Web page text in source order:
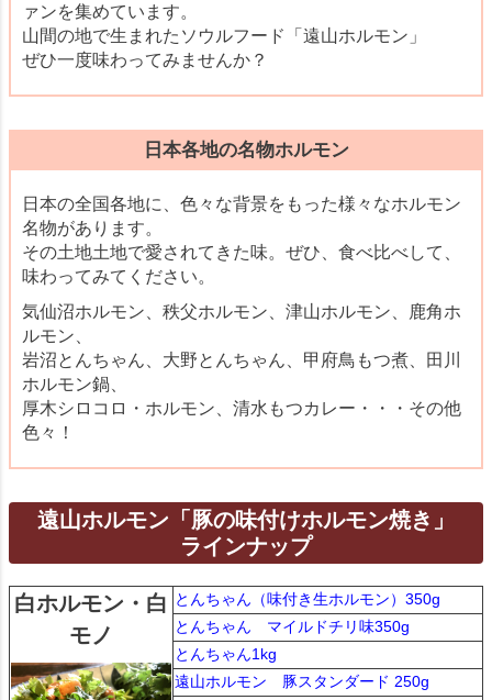
ァンを集めています。
山間の地で生まれたソウルフード「遠山ホルモン」
ぜひ一度味わってみませんか？
日本各地の名物ホルモン
日本の全国各地に、色々な背景をもった様々なホルモン
名物があります。
その土地土地で愛されてきた味。ぜひ、食べ比べして、
味わってみてください。
気仙沼ホルモン、秩父ホルモン、津山ホルモン、鹿角ホ
ルモン、
岩沼とんちゃん、大野とんちゃん、甲府鳥もつ煮、田川
ホルモン鍋、
厚木シロコロ・ホルモン、清水もつカレー・・・その他
色々！
遠山ホルモン「豚の味付けホルモン焼き」
ラインナップ
白ホルモン・白
モノ
とんちゃん（味付き生ホルモン）350g
とんちゃん マイルドチリ味350g
とんちゃん1kg
遠山ホルモン 豚スタンダード 250g